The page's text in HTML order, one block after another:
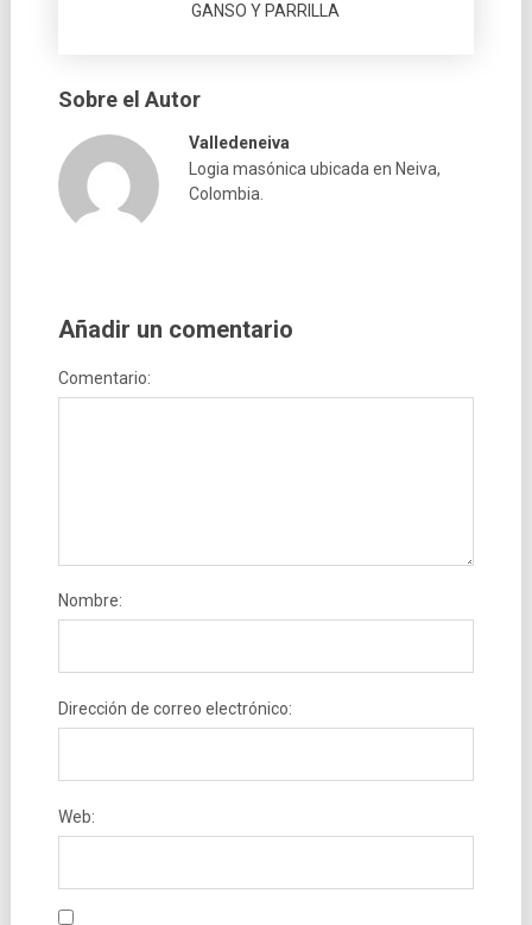
GANSO Y PARRILLA
Sobre el Autor
Valledeneiva
Logia masónica ubicada en Neiva,
Colombia.
Añadir un comentario
Comentario:
Nombre:
Dirección de correo electrónico:
Web: